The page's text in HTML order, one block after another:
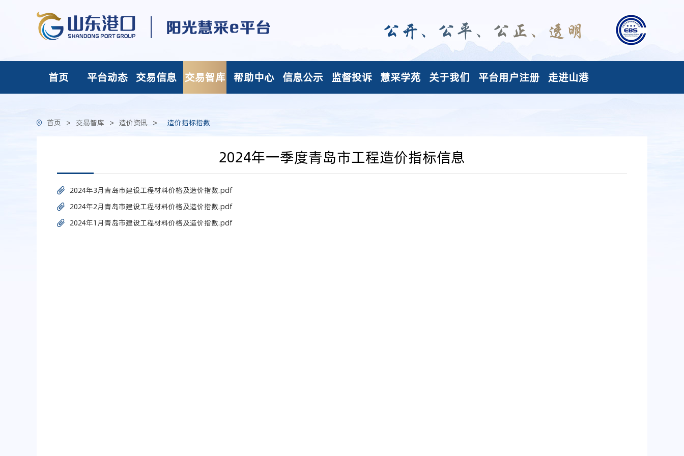
首页 平台动态 交易信息 交易智库 帮助中心 信息公示 监督投诉 慧采学苑 关于我们 平台用户注册 走进山港
首页 > 交易智库 > 造价资讯 > 造价指标指数
2024年一季度青岛市工程造价指标信息
2024年3月青岛市建设工程材料价格及造价指数.pdf
2024年2月青岛市建设工程材料价格及造价指数.pdf
2024年1月青岛市建设工程材料价格及造价指数.pdf